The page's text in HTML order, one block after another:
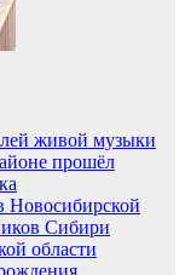
живой музыки
прошёл
Новосибирской
Сибири
области